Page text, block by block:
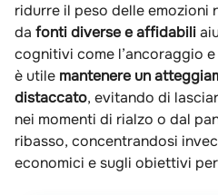
ridurre il peso delle emozioni
da fonti diverse e affidabili
cognitivi come l’ancoraggio
è utile mantenere un
distaccato, evitando di
nei momenti di rialzo o dal
ribasso, concentrandosi
economici e sugli obiettivi